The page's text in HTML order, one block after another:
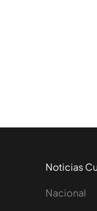
Noticias
Nacional